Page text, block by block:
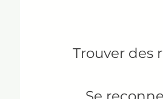
Trouver des